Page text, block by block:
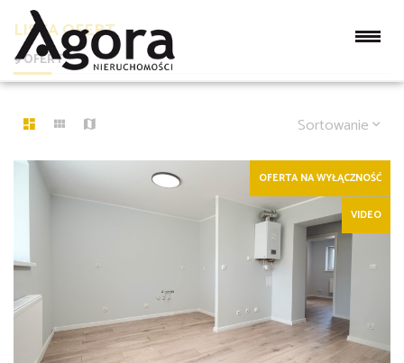
LISTA OFERT
9 OFERT
Sortowanie
OFERTA NA WYŁĄCZNOŚĆ
VIDEO